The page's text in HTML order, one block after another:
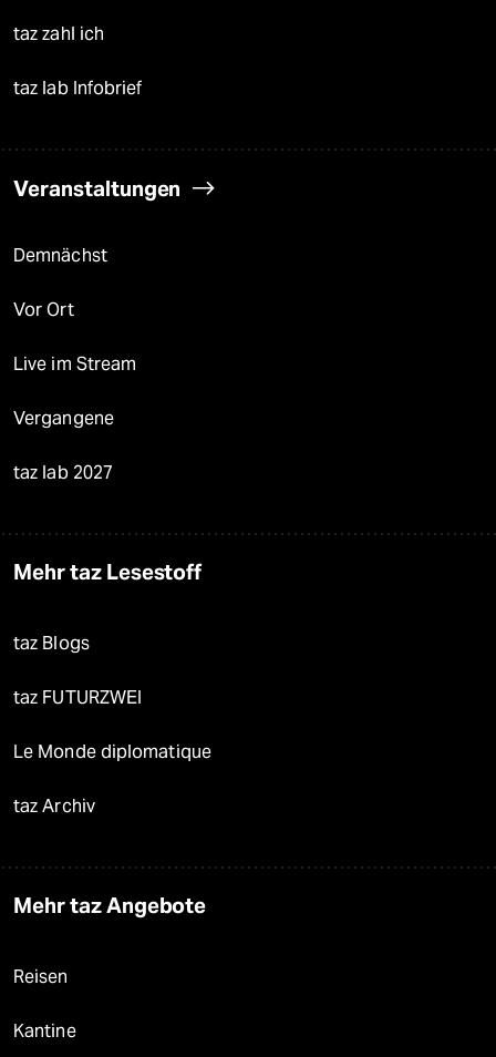
taz zahl ich
taz lab Infobrief
Veranstaltungen
Demnächst
Vor Ort
Live im Stream
Vergangene
taz lab 2027
Mehr taz Lesestoff
taz Blogs
taz FUTURZWEI
Le Monde diplomatique
taz Archiv
Mehr taz Angebote
Reisen
Kantine